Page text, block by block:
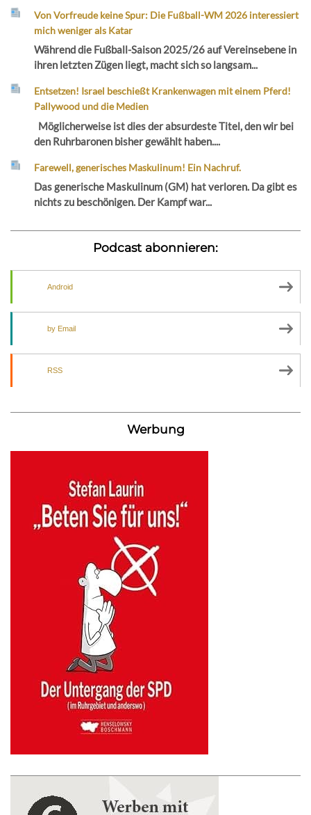
Von Vorfreude keine Spur: Die Fußball-WM 2026 interessiert
mich weniger als Katar
Während die Fußball-Saison 2025/26 auf Vereinsebene in
ihren letzten Zügen liegt, macht sich so langsam...
Entsetzen! Israel beschießt Krankenwagen mit einem Pferd!
Pallywood und die Medien
Möglicherweise ist dies der absurdeste Titel, den wir bei
den Ruhrbaronen bisher gewählt haben....
Farewell, generisches Maskulinum! Ein Nachruf.
Das generische Maskulinum (GM) hat verloren. Da gibt es
nichts zu beschönigen. Der Kampf war...
Podcast abonnieren:
Android
by Email
RSS
Werbung